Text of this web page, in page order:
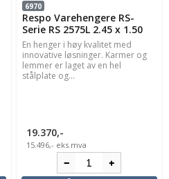
6970
Respo Varehengere RS-
Serie RS 2575L 2.45 x 1.50
En henger i høy kvalitet med
innovative løsninger. Karmer og
lemmer er laget av en hel
stålplate og...
19.370,-
15.496,- eks.mva